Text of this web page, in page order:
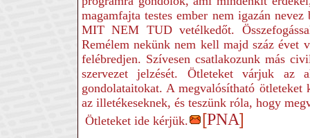
magamfajta testes ember nem igazán
MIT NEM TUD vetélkedőt.
Remélem nekünk nem kell majd száz évet
felébredjen. Szívesen csatlakozunk más
szervezet jelzését. Ötleteket várjuk az
gondolataitokat. A megvalósítható
az illetékeseknek, és teszünk róla, hogy
Ötleteket ide kérjük.
[PNA]